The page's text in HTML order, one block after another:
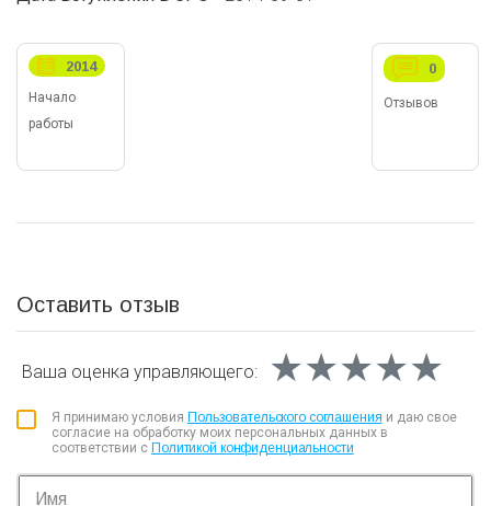
Начало
работы
2014
Отзывов
0
Оставить отзыв
Ваша оценка управляющего: ★★★★★
★★★★★
★★★★★
Я принимаю условия Пользовательского соглашения и даю свое
согласие на обработку моих персональных данных в
соответствии с Политикой конфиденциальности